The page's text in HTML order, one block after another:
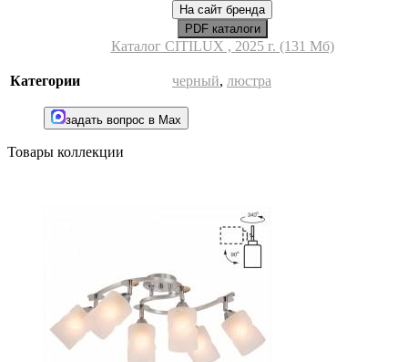
На сайт бренда
PDF каталоги
Каталог CITILUX , 2025 г. (131 Мб)
Категории черный, люстра
задать вопрос в Max
Товары коллекции